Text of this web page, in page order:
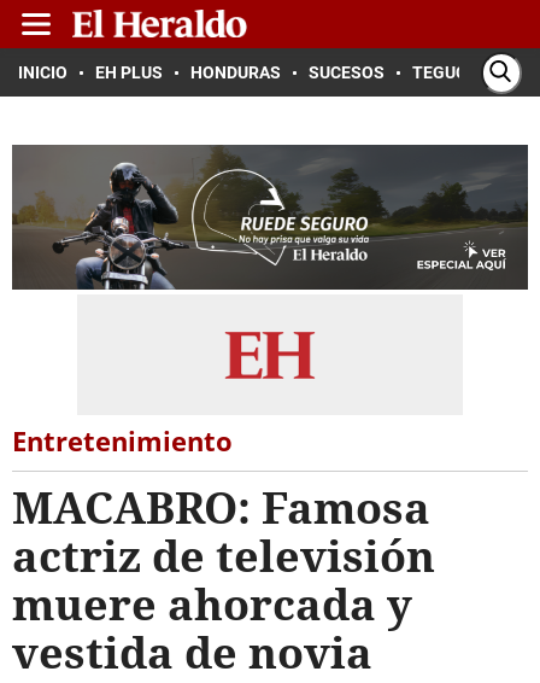
INICIO EH PLUS HONDURAS SUCESOS TEGUCIGALPA
Entretenimiento
MACABRO: Famosa
actriz de televisión
muere ahorcada y
vestida de novia